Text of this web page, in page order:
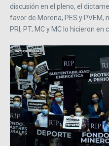
discusión en el pleno, el
favor de Morena, PES y PVEM,
PRI, PT, MC y MC lo hicieron en